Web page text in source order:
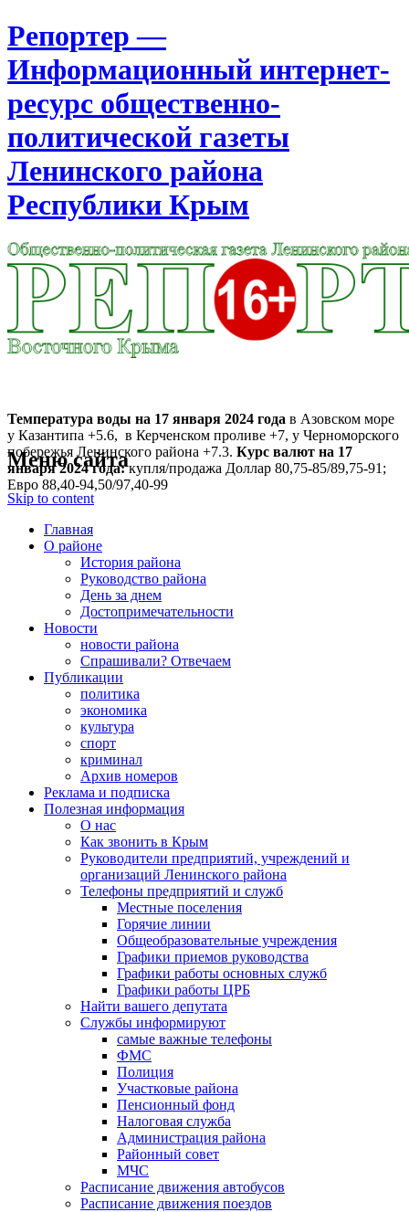
Репортер —
Информационный интернет-
ресурс общественно-
политической газеты
Ленинского района
Республики Крым
Температура воды на 17 января 2024 года в Азовском море
у Казантипа +5.6, в Керченском проливе +7, у Черноморского
побережья Ленинского района +7.3. Курс валют на 17
января 2024 года:купля/продажа Доллар 80,75-85/89,75-91;
Евро 88,40-94,50/97,40-99
Меню сайта
Skip to content
Главная
О районе
История района
Руководство района
День за днем
Достопримечательности
Новости
новости района
Спрашивали? Отвечаем
Публикации
политика
экономика
культура
спорт
криминал
Архив номеров
Реклама и подписка
Полезная информация
О нас
Как звонить в Крым
Руководители предприятий, учреждений и
организаций Ленинского района
Телефоны предприятий и служб
Местные поселения
Горячие линии
Общеобразовательные учреждения
Графики приемов руководства
Графики работы основных служб
Графики работы ЦРБ
Найти вашего депутата
Службы информируют
самые важные телефоны
ФМС
Полиция
Участковые района
Пенсионный фонд
Налоговая служба
Администрация района
Районный совет
МЧС
Расписание движения автобусов
Расписание движения поездов